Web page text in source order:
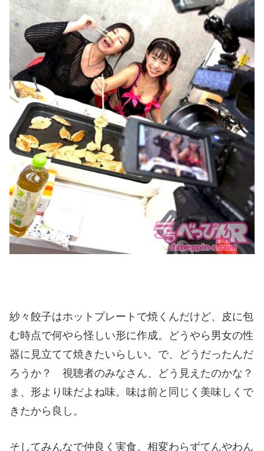
紗々餃子はホットプレートで焼くんだけど、皮に包
む時点で何やら怪しい形に作成。どうやら男女の性
器に見立てて焼きたいらしい。で、どうだったんだ
ろうか？ 視聴者のみなさん、どう見えたのかな？
ま、形より味だよね味。味は前と同じく美味しくで
きたから良し。
そしてみんなで仲良く実食。相変わらずてんやわん